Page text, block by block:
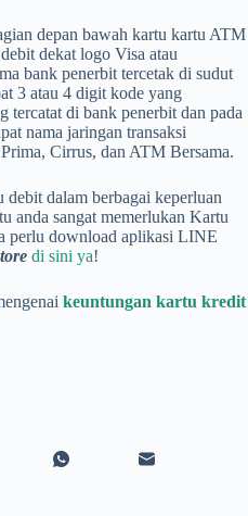
depan bawah kartu kartu ATM
dekat logo Visa atau
bank penerbit tercetak di sudut
3 atau 4 digit kode yang
tercatat di bank penerbit dan pada
nama jaringan transaksi
Cirrus, dan ATM Bersama.
dalam berbagai keperluan
anda sangat memerlukan Kartu
perlu download aplikasi LINE
di sini ya!
keuntungan kartu kredit